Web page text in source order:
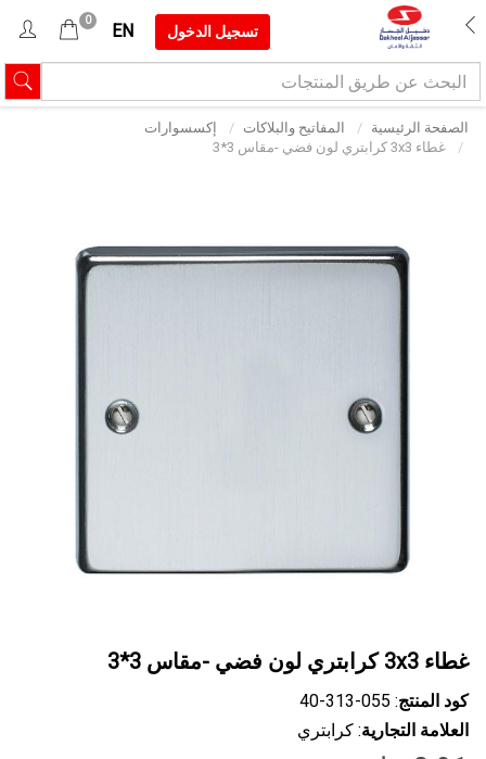
تسجيل الدخول EN
0
الصفحة الرئيسية المفاتيح والبلاكات
إكسسوارات
غطاء 3x3 كرابتري لون فضي -مقاس 3*3
غطاء 3x3 كرابتري لون فضي -مقاس 3*3
كود المنتج: ‎40-313-055
العلامة التجارية: كرابتري